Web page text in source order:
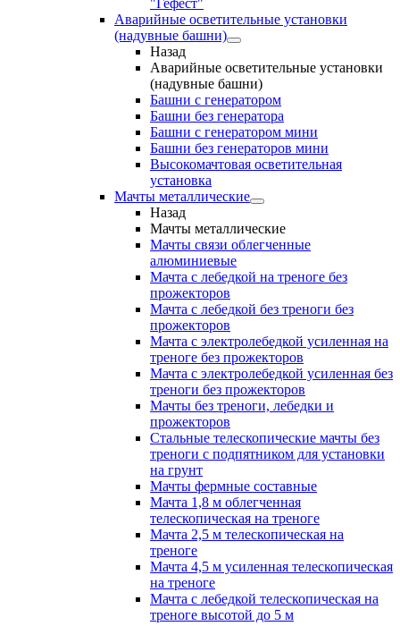
"Гефест"
Аварийные осветительные установки
(надувные башни)
Назад
Аварийные осветительные установки
(надувные башни)
Башни с генератором
Башни без генератора
Башни с генератором мини
Башни без генераторов мини
Высокомачтовая осветительная
установка
Мачты металлические
Назад
Мачты металлические
Мачты связи облегченные
алюминиевые
Мачта с лебедкой на треноге без
прожекторов
Мачта с лебедкой без треноги без
прожекторов
Мачта с электролебедкой усиленная на
треноге без прожекторов
Мачта с электролебедкой усиленная без
треноги без прожекторов
Мачты без треноги, лебедки и
прожекторов
Стальные телескопические мачты без
треноги с подпятником для установки
на грунт
Мачты фермные составные
Мачта 1,8 м облегченная
телескопическая на треноге
Мачта 2,5 м телескопическая на
треноге
Мачта 4,5 м усиленная телескопическая
на треноге
Мачта с лебедкой телескопическая на
треноге высотой до 5 м